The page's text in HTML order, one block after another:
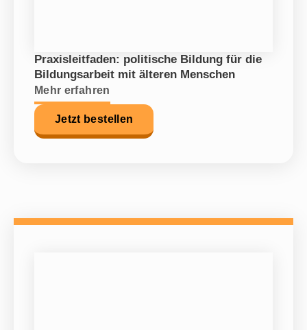
Praxisleitfaden: politische Bildung für die
Bildungsarbeit mit älteren Menschen
Mehr erfahren
Jetzt bestellen